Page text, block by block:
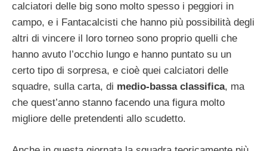
calciatori delle big sono molto spesso i peggiori in
campo, e i Fantacalcisti che hanno più possibilità degli
altri di vincere il loro torneo sono proprio quelli che
hanno avuto l’occhio lungo e hanno puntato su un
certo tipo di sorpresa, e cioè quei calciatori delle
squadre, sulla carta, di medio-bassa classifica, ma
che quest’anno stanno facendo una figura molto
migliore delle pretendenti allo scudetto.